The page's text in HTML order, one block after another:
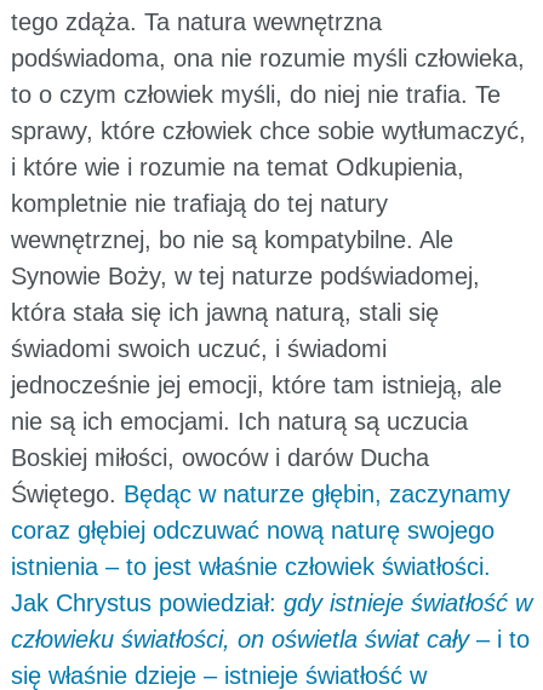
tego zdąża. Ta natura wewnętrzna
podświadoma, ona nie rozumie myśli człowieka,
to o czym człowiek myśli, do niej nie trafia. Te
sprawy, które człowiek chce sobie wytłumaczyć,
i które wie i rozumie na temat Odkupienia,
kompletnie nie trafiają do tej natury
wewnętrznej, bo nie są kompatybilne. Ale
Synowie Boży, w tej naturze podświadomej,
która stała się ich jawną naturą, stali się
świadomi swoich uczuć, i świadomi
jednocześnie jej emocji, które tam istnieją, ale
nie są ich emocjami. Ich naturą są uczucia
Boskiej miłości, owoców i darów Ducha
Świętego. Będąc w naturze głębin, zaczynamy
coraz głębiej odczuwać nową naturę swojego
istnienia – to jest właśnie człowiek światłości.
Jak Chrystus powiedział: gdy istnieje światłość w
człowieku światłości, on oświetla świat cały– i to
się właśnie dzieje – istnieje światłość w